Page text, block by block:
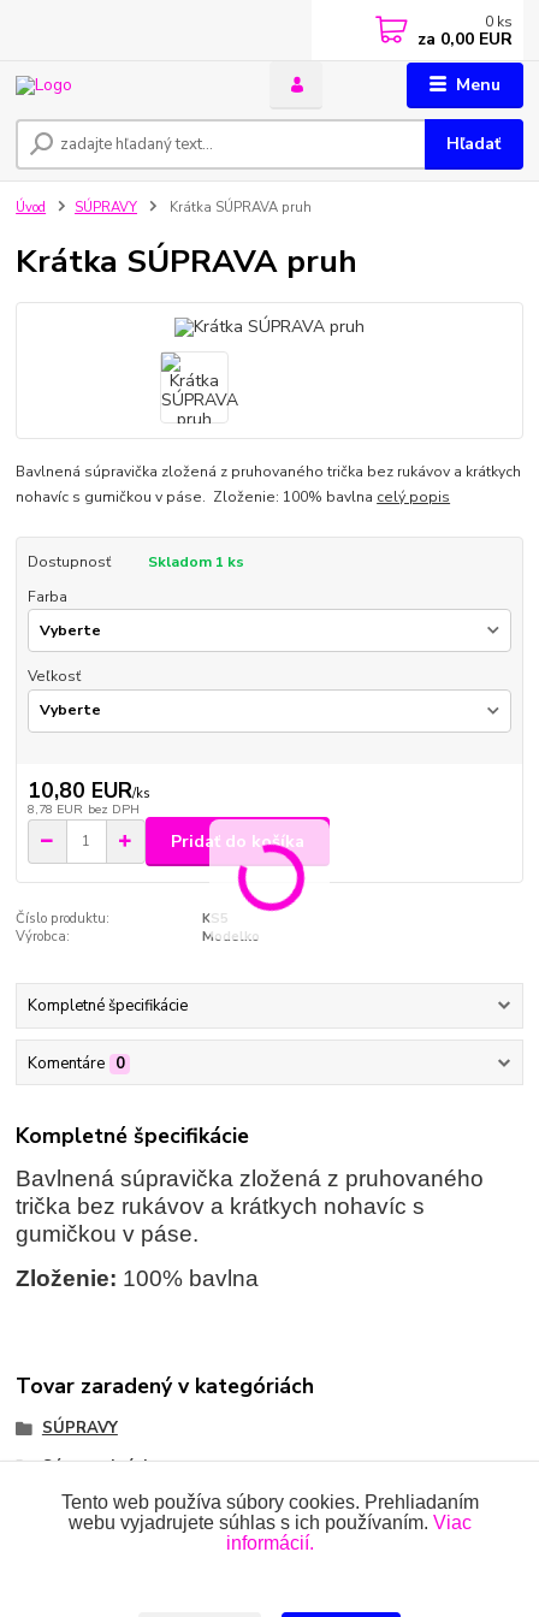
Menu
Hľadať
0 ks
za 0,00 EUR
Úvod SÚPRAVY Krátka SÚPRAVA pruh
Krátka SÚPRAVA pruh
Bavlnená súpravička zložená z pruhovaného trička bez rukávov a krátkych
nohavíc s gumičkou v páse. Zloženie: 100% bavlna celý popis
Dostupnosť
Skladom 1 ks
Farba
Veľkosť
10,80 EUR/ks
8,78 EUR bez DPH
Pridať do košíka
Číslo produktu:
KS5
Výrobca:
Modelko
Kompletné špecifikácie
Komentáre 0
Kompletné špecifikácie
Bavlnená súpravička zložená z pruhovaného
trička bez rukávov a krátkych nohavíc s
gumičkou v páse.
Zloženie: 100% bavlna
Tovar zaradený v kategóriách
SÚPRAVY
Súpravy krátke
Tento web používa súbory cookies. Prehliadaním
webu vyjadrujete súhlas s ich používaním. Viac
informácií.